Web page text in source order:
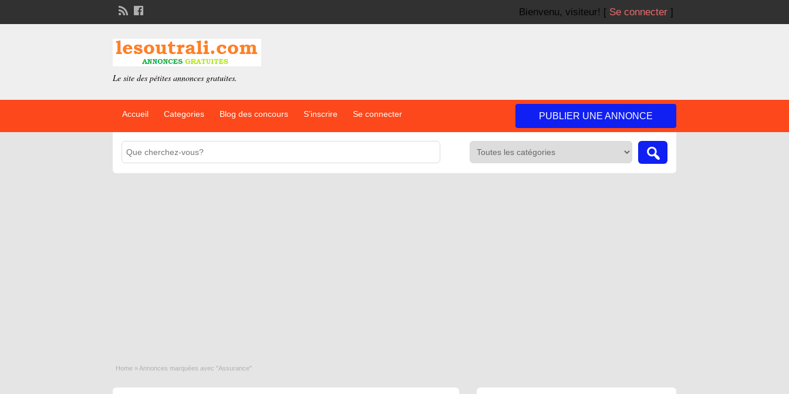
Bienvenu, visiteur! [ Se connecter ]
Le site des pétites annonces gratuites.
Accueil Categories Blog des concours S’inscrire Se connecter PUBLIER UNE ANNONCE
Home » Annonces marquées avec "Assurance"